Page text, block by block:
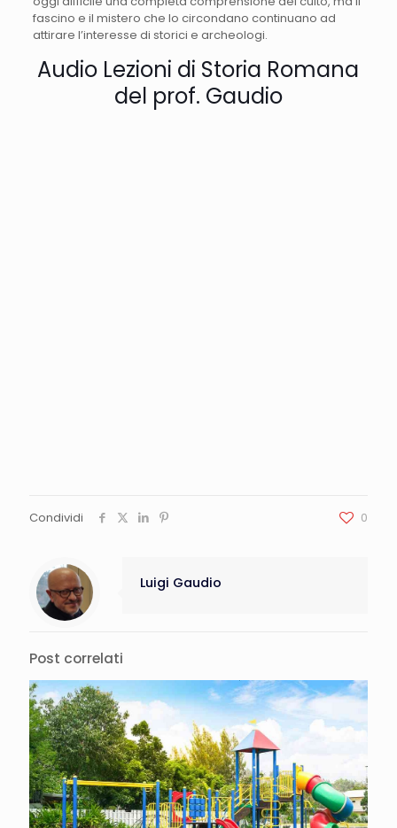
fascino e il mistero che lo circondano continuano ad
attirare l’interesse di storici e archeologi.
Audio Lezioni di Storia Romana
del prof. Gaudio
Condividi 0
Luigi Gaudio
Post correlati